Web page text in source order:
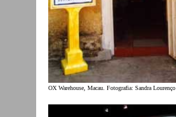
OX Warehouse, Macau. Fotografia: Sandra Lourenço